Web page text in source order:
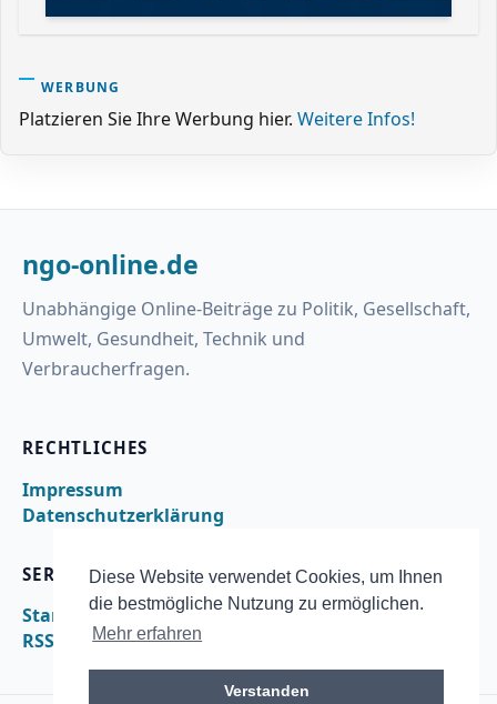
Diese Website verwendet Cookies, um Ihnen
die bestmögliche Nutzung zu ermöglichen.
Mehr erfahren
Verstanden
WERBUNG
Platzieren Sie Ihre Werbung hier. Weitere Infos!
ngo-online.de
Unabhängige Online-Beiträge zu Politik, Gesellschaft,
Umwelt, Gesundheit, Technik und
Verbraucherfragen.
RECHTLICHES
Impressum
Datenschutzerklärung
SERVICE
Startseite
RSS